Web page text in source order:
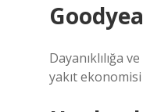
Dayanıklılığa
yakıt